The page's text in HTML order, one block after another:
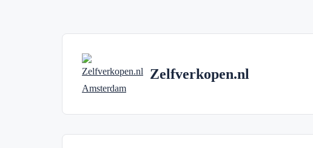
Zelfverkopen.nl